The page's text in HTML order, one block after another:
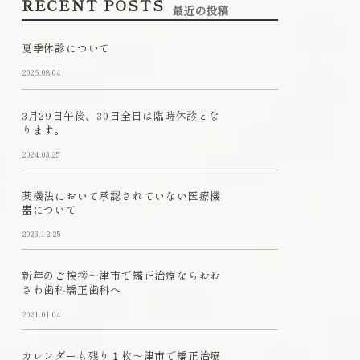
RECENT POSTS 最近の投稿
夏季休診について
2026.08.04
3月29日午後、30日全日は臨時休診とな
ります。
2024.03.25
薬機法において承認されていない医療機
器について
2023.12.25
新年のご挨拶～津市で矯正治療ならおお
さわ歯科矯正歯科へ
2021.01.04
カレンダーも残り１枚～津市で矯正治療